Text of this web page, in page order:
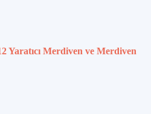
Yaratıcı Merdiven ve Merdiven